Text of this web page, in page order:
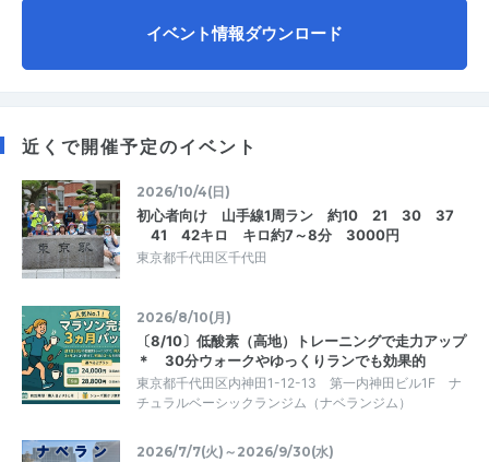
イベント情報ダウンロード
近くで開催予定のイベント
2026/10/4(日)
初心者向け 山手線1周ラン 約10 21 30 37
41 42キロ キロ約7～8分 3000円
東京都千代田区千代田
2026/8/10(月)
〔8/10〕低酸素（高地）トレーニングで走力アップ
＊ 30分ウォークやゆっくりランでも効果的
東京都千代田区内神田1-12-13 第一内神田ビル1F ナ
チュラルベーシックランジム（ナベランジム）
2026/7/7(火)～2026/9/30(水)